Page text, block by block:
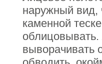
наружный вид,
каменной
выворачивать